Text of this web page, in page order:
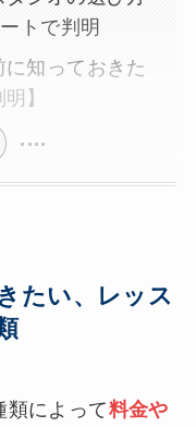
トで判明
知っておきた
】
たい、レッス
類によって料金や